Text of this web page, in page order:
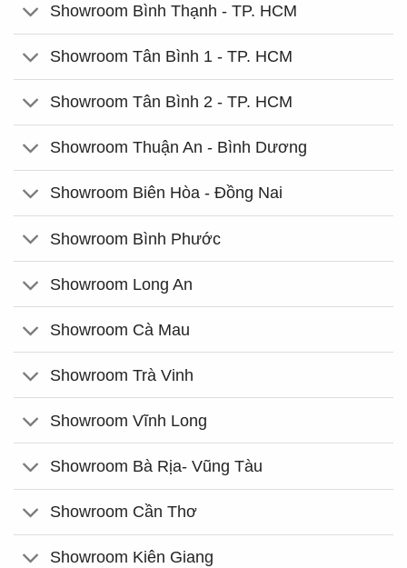
Showroom Bình Thạnh - TP. HCM
Showroom Tân Bình 1 - TP. HCM
Showroom Tân Bình 2 - TP. HCM
Showroom Thuận An - Bình Dương
Showroom Biên Hòa - Đồng Nai
Showroom Bình Phước
Showroom Long An
Showroom Cà Mau
Showroom Trà Vinh
Showroom Vĩnh Long
Showroom Bà Rịa- Vũng Tàu
Showroom Cần Thơ
Showroom Kiên Giang